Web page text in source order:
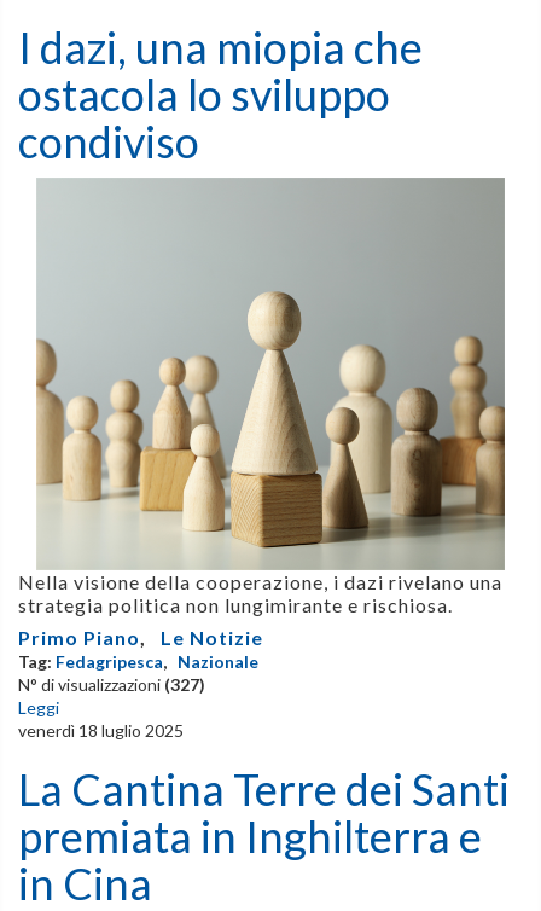
I dazi, una miopia che
ostacola lo sviluppo
condiviso
Nella visione della cooperazione, i dazi rivelano una
strategia politica non lungimirante e rischiosa.
Primo Piano
Le Notizie
Tag: Fedagripesca, Nazionale
N° di visualizzazioni (327)
Leggi
venerdì 18 luglio 2025
La Cantina Terre dei Santi
premiata in Inghilterra e
in Cina